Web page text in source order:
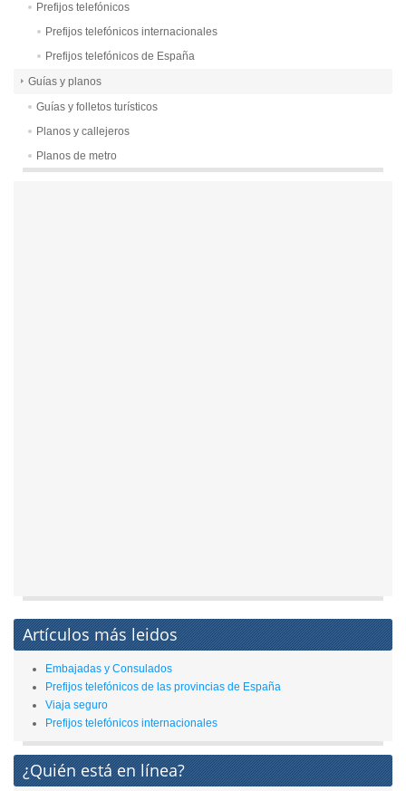
Prefijos telefónicos
Prefijos telefónicos internacionales
Prefijos telefónicos de España
Guías y planos
Guías y folletos turísticos
Planos y callejeros
Planos de metro
Artículos más leidos
Embajadas y Consulados
Prefijos telefónicos de las provincias de España
Viaja seguro
Prefijos telefónicos internacionales
¿Quién está en línea?